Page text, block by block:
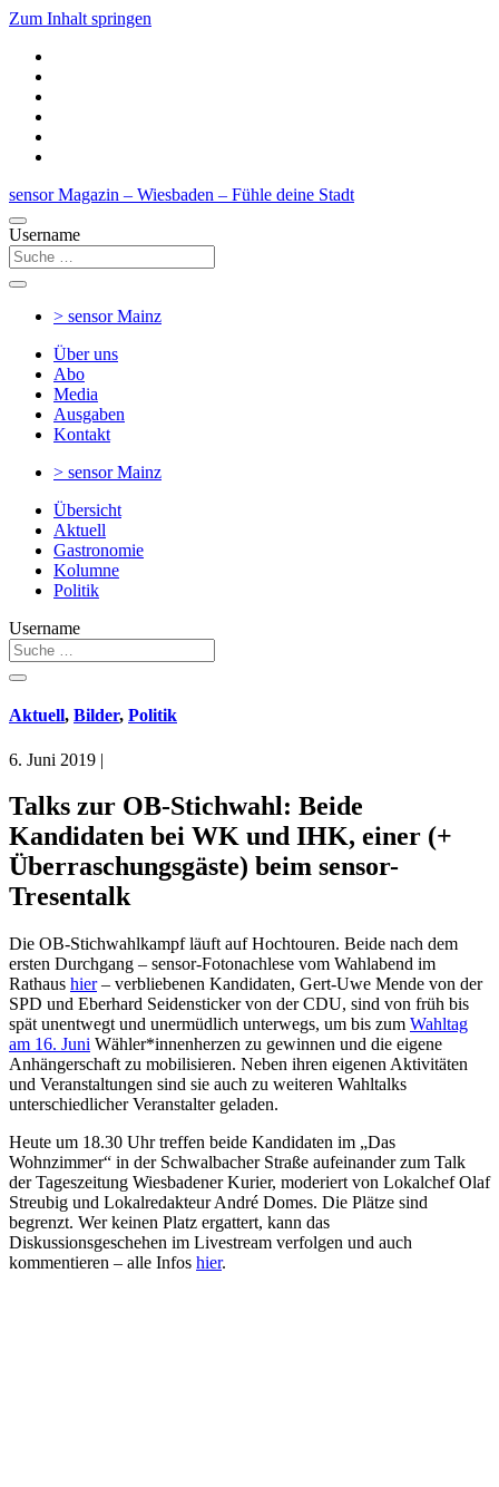
Zum Inhalt springen
sensor Magazin – Wiesbaden – Fühle deine Stadt
Username
> sensorMainz
Über uns
Abo
Media
Ausgaben
Kontakt
> sensorMainz
Übersicht
Aktuell
Gastronomie
Kolumne
Politik
Username
Aktuell, Bilder, Politik
6. Juni 2019 |
Talks zur OB-Stichwahl: Beide
Kandidaten bei WK und IHK, einer (+
Überraschungsgäste) beim sensor-
Tresentalk
Die OB-Stichwahlkampf läuft auf Hochtouren. Beide nach dem
ersten Durchgang – sensor-Fotonachlese vom Wahlabend im
Rathaus hier– verbliebenen Kandidaten, Gert-Uwe Mende von der
SPD und Eberhard Seidensticker von der CDU, sind von früh bis
spät unentwegt und unermüdlich unterwegs, um bis zum Wahltag
am 16. Juni Wähler*innenherzen zu gewinnen und die eigene
Anhängerschaft zu mobilisieren. Neben ihren eigenen Aktivitäten
und Veranstaltungen sind sie auch zu weiteren Wahltalks
unterschiedlicher Veranstalter geladen.
Heute um 18.30 Uhr treffen beide Kandidaten im „Das
Wohnzimmer“ in der Schwalbacher Straße aufeinander zum Talk
der Tageszeitung Wiesbadener Kurier, moderiert von Lokalchef Olaf
Streubig und Lokalredakteur André Domes. Die Plätze sind
begrenzt. Wer keinen Platz ergattert, kann das
Diskussionsgeschehen im Livestream verfolgen und auch
kommentieren – alle Infos hier.